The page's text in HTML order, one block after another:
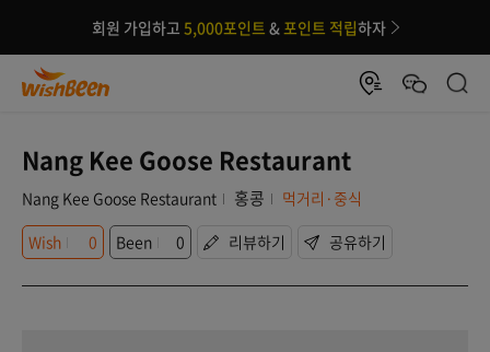
회원 가입하고 5,000포인트 &포인트 적립하자
Nang Kee Goose Restaurant
Nang Kee Goose Restaurant 홍콩
먹거리·중식
Wish
0 Been 0 리뷰하기 공유하기